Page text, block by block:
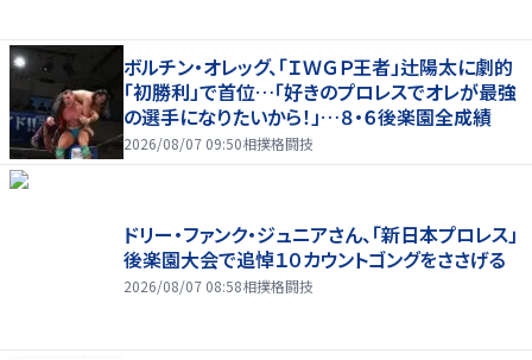
ボルチン・オレッグ、「ＩＷＧＰ王者」辻陽太に劇的
「初勝利」で首位…「好きのプロレスでオレが最強
の選手になりたいから！」…８・６後楽園全成績
2026/08/07 09:50相撲格闘技
ドリー・ファンク・ジュニアさん、「新日本プロレス」
後楽園大会で追悼１０カウントゴングをささげる
2026/08/07 08:58相撲格闘技